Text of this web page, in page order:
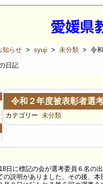
知らせ > syuji > 未分類 > 令和
日記
令和２年度被表彰者選
カテゴリー 未分類
日に標記の会が選考委員６名の
の説明がありました。その後、